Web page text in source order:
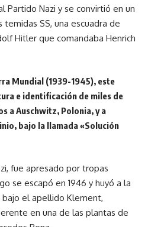
Partido Nazi y se convirtió en un
SS, una escuadra de
Hitler que comandaba Henrich
Mundial (1939-1945), este
e identificación de miles de
a Auschwitz, Polonia, y a
bajo la llamada «Solución
fue apresado por tropas
se escapó en 1946 y huyó a la
el apellido Klement,
en una de las plantas de